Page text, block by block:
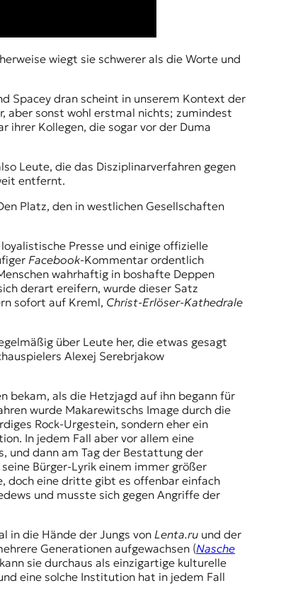
wiegt sie schwerer als die Worte und
Spacey dran scheint in unserem Kontext der
aber sonst wohl erstmal nichts; zumindest
ihrer Kollegen, die sogar vor der Duma
Leute, die das Disziplinarverfahren gegen
entfernt.
Platz, den in westlichen Gesellschaften
Presse und einige offizielle
Facebook-Kommentar ordentlich
wahrhaftig in boshafte Deppen
derart ereifern, wurde dieser Satz
sofort auf Kreml, Christ-Erlöser-Kathedrale
über Leute her, die etwas gesagt
Alexej Serebrjakow
bekam, als die Hetzjagd auf ihn begann für
wurde Makarewitschs Image durch die
Rock-Urgestein, sondern eher ein
In jedem Fall aber vor allem eine
und dann am Tag der Bestattung der
Bürger-Lyrik einem immer größer
doch eine dritte gibt es offenbar einfach
und musste sich gegen Angriffe der
in die Hände der Jungs von Lenta.ru und der
Generationen aufgewachsen (Nasche
sie durchaus als einzigartige kulturelle
eine solche Institution hat in jedem Fall